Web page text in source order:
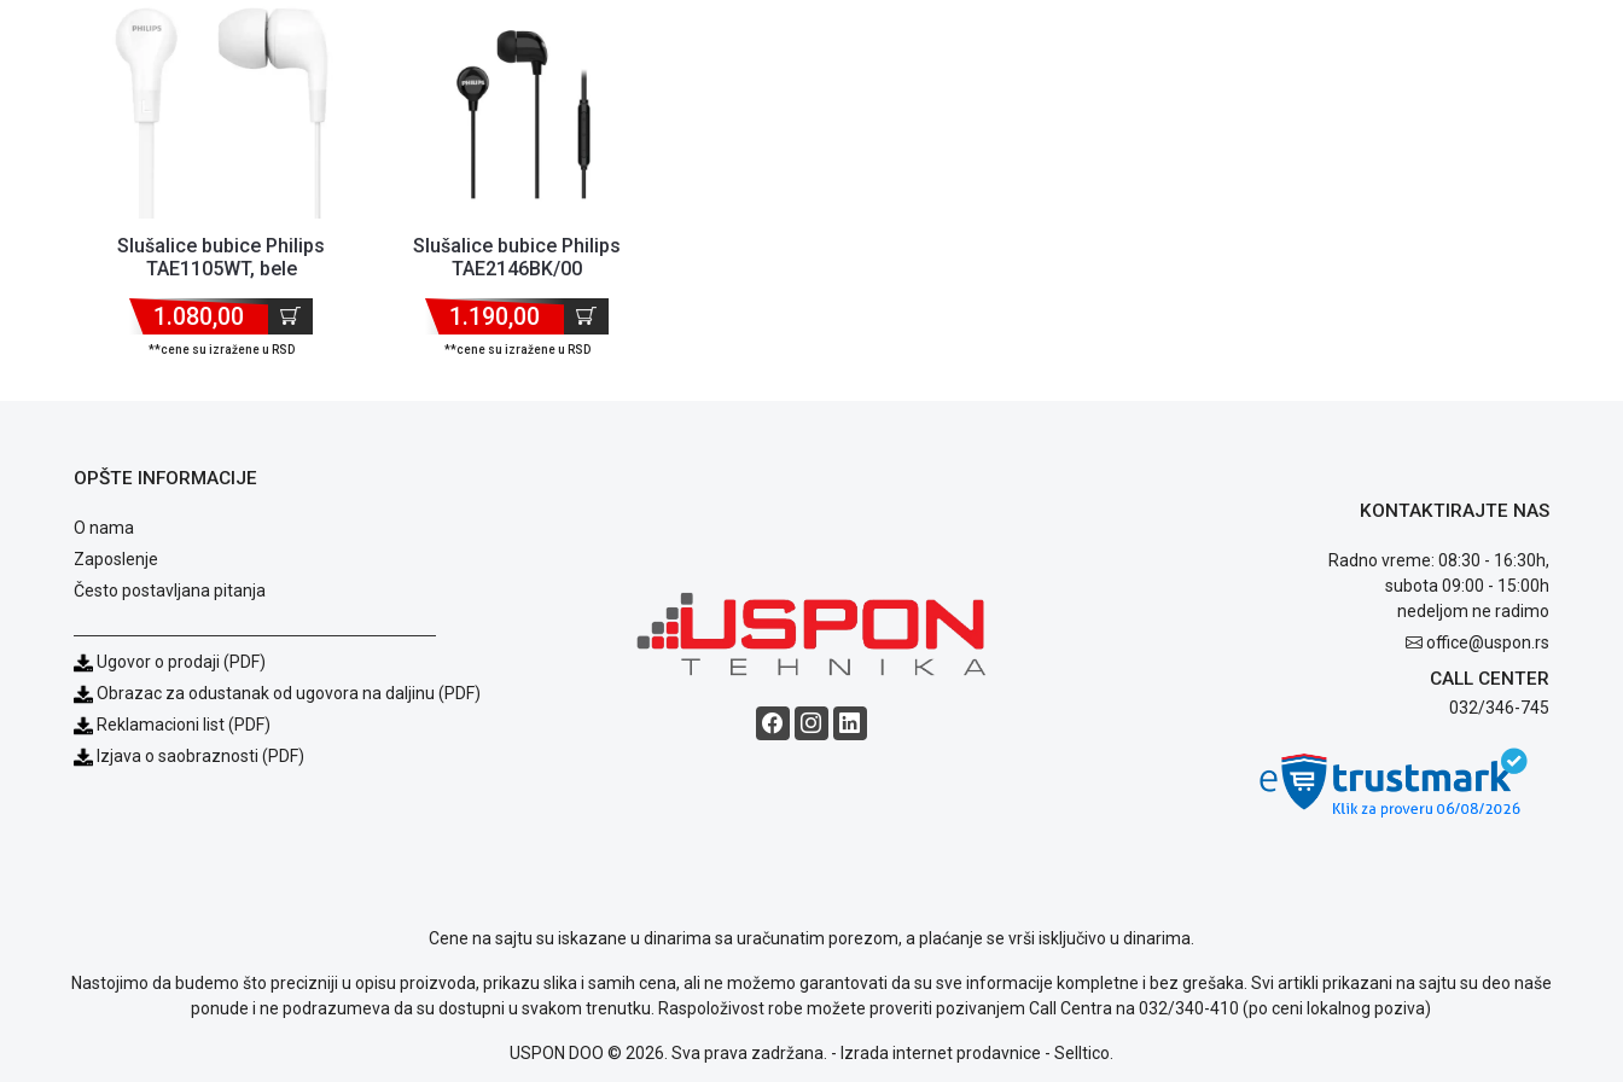
Slušalice bubice Philips
TAE1105WT, bele
1.080,00
**cene su izražene u RSD
Slušalice bubice Philips
TAE2146BK/00
1.190,00
**cene su izražene u RSD
OPŠTE INFORMACIJE
O nama
Zaposlenje
Često postavljana pitanja
Ugovor o prodaji (PDF)
Obrazac za odustanak od ugovora na daljinu (PDF)
Reklamacioni list (PDF)
Izjava o saobraznosti (PDF)
KONTAKTIRAJTE NAS
Radno vreme: 08:30 - 16:30h,
subota 09:00 - 15:00h
nedeljom ne radimo
office@uspon.rs
CALL CENTER
032/346-745
Cene na sajtu su iskazane u dinarima sa uračunatim porezom, a plaćanje se vrši isključivo u dinarima.
Nastojimo da budemo što precizniji u opisu proizvoda, prikazu slika i samih cena, ali ne možemo garantovati da su sve informacije kompletne i bez grešaka. Svi artikli prikazani na sajtu su deo naše
ponude i ne podrazumeva da su dostupni u svakom trenutku. Raspoloživost robe možete proveriti pozivanjem Call Centra na 032/340-410 (po ceni lokalnog poziva)
USPON DOO © 2026. Sva prava zadržana. - Izrada internet prodavnice - Selltico.